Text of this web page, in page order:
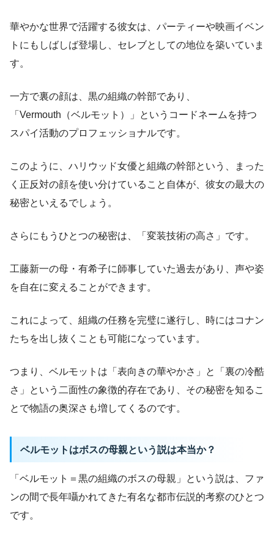
華やかな世界で活躍する彼女は、パーティーや映画イベン
トにもしばしば登場し、セレブとしての地位を築いていま
す。
一方で裏の顔は、黒の組織の幹部であり、
「Vermouth（ベルモット）」というコードネームを持つ
スパイ活動のプロフェッショナルです。
このように、ハリウッド女優と組織の幹部という、まった
く正反対の顔を使い分けていること自体が、彼女の最大の
秘密といえるでしょう。
さらにもうひとつの秘密は、「変装技術の高さ」です。
工藤新一の母・有希子に師事していた過去があり、声や姿
を自在に変えることができます。
これによって、組織の任務を完璧に遂行し、時にはコナン
たちを出し抜くことも可能になっています。
つまり、ベルモットは「表向きの華やかさ」と「裏の冷酷
さ」という二面性の象徴的存在であり、その秘密を知るこ
とで物語の奥深さも増してくるのです。
ベルモットはボスの母親という説は本当か？
「ベルモット＝黒の組織のボスの母親」という説は、ファ
ンの間で長年囁かれてきた有名な都市伝説的考察のひとつ
です。